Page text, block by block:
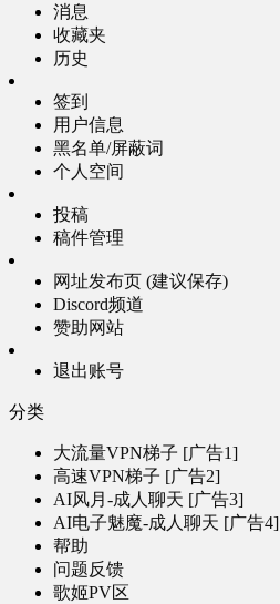
消息
收藏夹
历史
签到
用户信息
黑名单/屏蔽词
个人空间
投稿
稿件管理
网址发布页 (建议保存)
Discord频道
赞助网站
退出账号
分类
大流量VPN梯子 [广告1]
高速VPN梯子 [广告2]
AI风月-成人聊天 [广告3]
AI电子魅魔-成人聊天 [广告4]
帮助
问题反馈
歌姬PV区